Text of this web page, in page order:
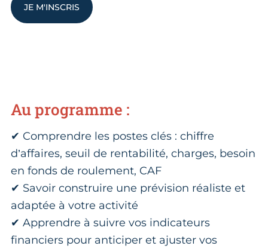
JE M'INSCRIS
Au programme :
✔ Comprendre les postes clés : chiffre
d’affaires, seuil de rentabilité, charges, besoin
en fonds de roulement, CAF
✔ Savoir construire une prévision réaliste et
adaptée à votre activité
✔ Apprendre à suivre vos indicateurs
financiers pour anticiper et ajuster vos